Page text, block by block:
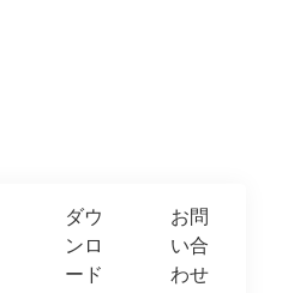
ダウ
ンロ
ード
お問
い合
わせ